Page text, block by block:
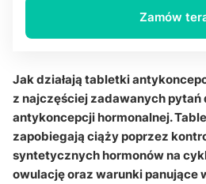
Q&A – najczęstsze pytania o
antykoncepcyjne
Zamów
Jak działają tabletki
z najczęściej zadawanych
antykoncepcji hormonalnej.
zapobiegają ciąży poprzez
syntetycznych hormonów na
owulację oraz warunki panujące